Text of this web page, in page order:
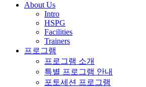
About Us
Intro
HSPG
Facilities
Trainers
프로그램
프로그램 소개
특별 프로그램 안내
포토세션 프로그램